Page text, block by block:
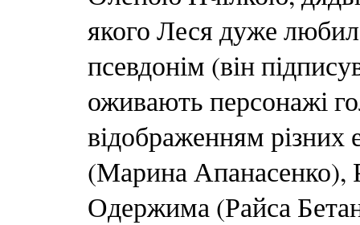
якого Леся дуже
псевдонім (він
оживають персонажі
відображенням різних
(Марина Апанасенко),
Одержима (Райса